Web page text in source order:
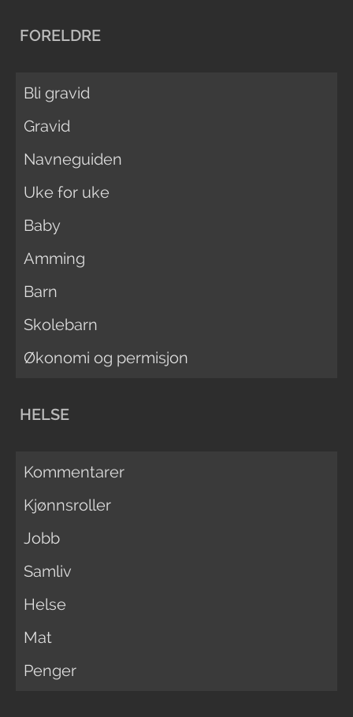
FORELDRE
Bli gravid
Gravid
Navneguiden
Uke for uke
Baby
Amming
Barn
Skolebarn
Økonomi og permisjon
HELSE
Kommentarer
Kjønnsroller
Jobb
Samliv
Helse
Mat
Penger